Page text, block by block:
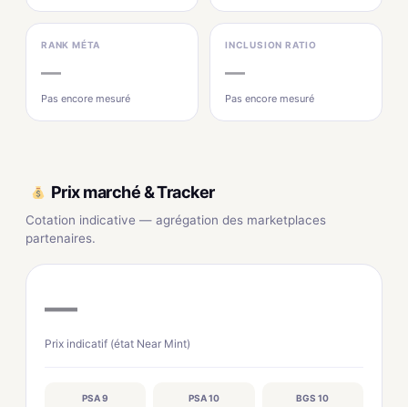
RANK MÉTA
—
Pas encore mesuré
INCLUSION RATIO
—
Pas encore mesuré
Prix marché & Tracker
Cotation indicative — agrégation des marketplaces
partenaires.
—
Prix indicatif (état Near Mint)
PSA 9 PSA 10 BGS 10